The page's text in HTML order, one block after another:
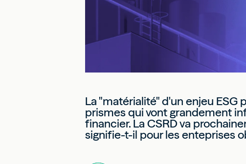
La "matérialité" d'un enjeu
prismes qui vont grandement
financier. La CSRD va
signifie-t-il pour les enteprises